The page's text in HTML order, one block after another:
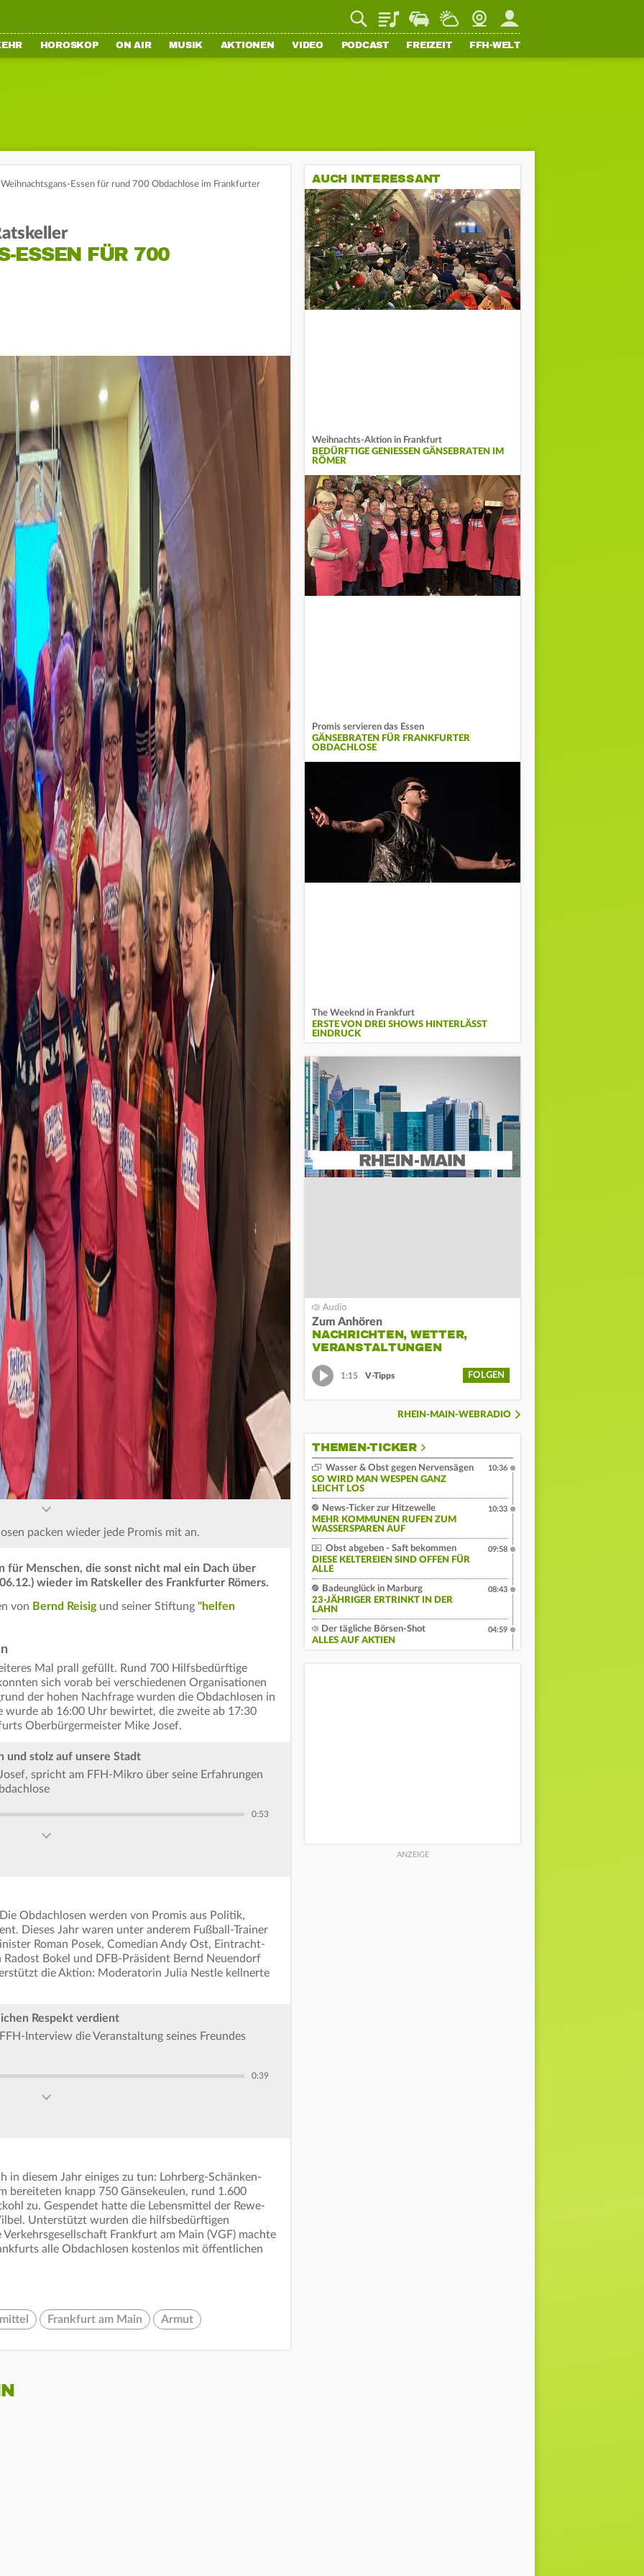
PlaylistStaupilotWetterWebcamMein FFH
HOROSKOP ON AIR MUSIK AKTIONEN VIDEO PODCAST FREIZEIT FFH-WELT
Weihnachtsgans-Essen für rund 700 Obdachlose im Frankfurter
ESSEN FÜR 700
packen wieder jede Promis mit an.
für Menschen, die sonst nicht mal ein Dach über
wieder im Ratskeller des Frankfurter Römers.
von Bernd Reisigund seiner Stiftung "helfen
Mal prall gefüllt. Rund 700 Hilfsbedürftige
sich vorab bei verschiedenen Organisationen
der hohen Nachfrage wurden die Obdachlosen in
wurde ab 16:00 Uhr bewirtet, die zweite ab 17:30
Oberbürgermeister Mike Josef.
und stolz auf unsere Stadt
spricht am FFH-Mikro über seine Erfahrungen
0:53
Obdachlosen werden von Promis aus Politik,
Dieses Jahr waren unter anderem Fußball-Trainer
Roman Posek, Comedian Andy Ost, Eintracht-
Radost Bokel und DFB-Präsident Bernd Neuendorf
die Aktion: Moderatorin Julia Nestle kellnerte
Respekt verdient
Interview die Veranstaltung seines Freundes
0:39
in diesem Jahr einiges zu tun: Lohrberg-Schänken-
bereiteten knapp 750 Gänsekeulen, rund 1.600
zu. Gespendet hatte die Lebensmittel der Rewe-
Unterstützt wurden die hilfsbedürftigen
Frankfurt am Main (VGF) machte
alle Obdachlosen kostenlos mit öffentlichen
Frankfurt am Main Armut
AUCH INTERESSANT
Weihnachts-Aktion in Frankfurt
BEDÜRFTIGE GENIESSEN GÄNSEBRATEN IM R
ÖMER
Promis servieren das Essen
GÄNSEBRATEN FÜR FRANKFURTER
OBDACHLOSE
The Weeknd in Frankfurt
ERSTE VON DREI SHOWS HINTERLÄSST
EINDRUCK
Zum Anhören
NACHRICHTEN, WETTER,
VERANSTALTUNGEN
1:15 V-Tipps FOLGEN
RHEIN-MAIN-WEBRADIO
THEMEN-TICKER
Wasser & Obst gegen Nervensägen
SO WIRD MAN WESPEN GANZ
LEICHT LOS
10:36
News-Ticker zur Hitzewelle
MEHR KOMMUNEN RUFEN ZUM
WASSERSPAREN AUF
10:33
Obst abgeben - Saft bekommen
DIESE KELTEREIEN SIND OFFEN FÜR
ALLE
09:58
Badeunglück in Marburg
23-JÄHRIGER ERTRINKT IN DER
LAHN
08:43
Der tägliche Börsen-Shot
ALLES AUF AKTIEN
04:59